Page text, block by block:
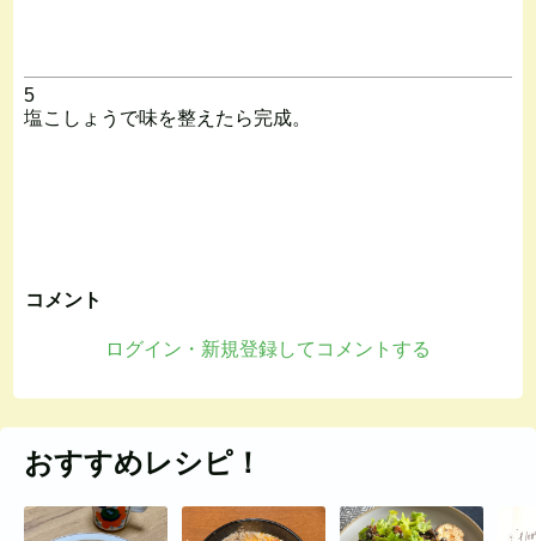
5
塩こしょうで味を整えたら完成。
コメント
ログイン・新規登録してコメントする
おすすめレシピ！